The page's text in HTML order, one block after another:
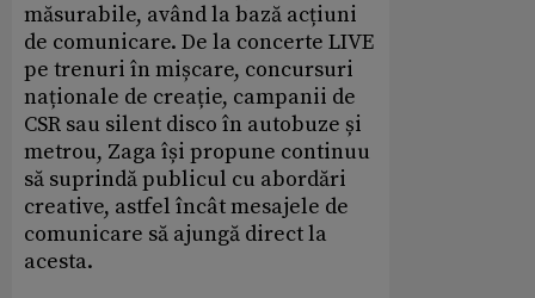
măsurabile, având la bază acțiuni
de comunicare. De la concerte LIVE
pe trenuri în mișcare, concursuri
naționale de creație, campanii de
CSR sau silent disco în autobuze și
metrou, Zaga își propune continuu
să suprindă publicul cu abordări
creative, astfel încât mesajele de
comunicare să ajungă direct la
acesta.